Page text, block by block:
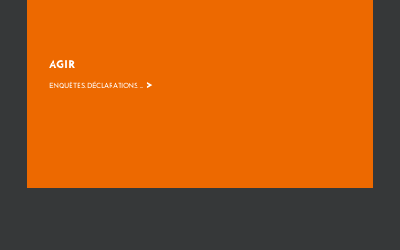
AGIR
ENQUÊTES, DÉCLARATIONS, ... >